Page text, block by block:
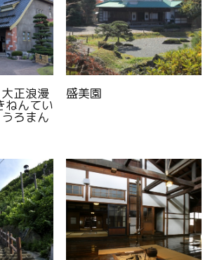
正浪漫
ねんてい
ろまん
盛美園